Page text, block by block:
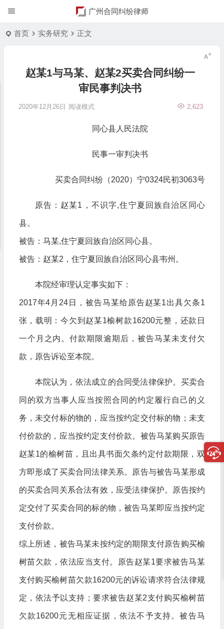
广州合同纠纷律师
首页 实务研究 正文
赵某1与马某、赵某2买卖合同纠纷一
审民事判决书
2020年12月26日 2,623
阅读模式
同心县人民法院
民事一审判决书
买卖合同纠纷（2020）宁0324民初3063号
原告：赵某1，不识字,住宁夏回族自治区同心
县。
被告：马某,住宁夏回族自治区同心县。
被告：赵某2，住宁夏回族自治区同心县韦州。
本院经审理认定事实如下：
2017年4月24日，被告马某给原告赵某1出具欠条1
张，载明：今欠到赵某1榆树款16200元整，还款日
一个月之内。付款期限逾期后，被告马某未支付欠
款，原告诉讼至本院。
本院认为，依法成立的合同受法律保护。买卖合
同的双方当事人应当按照合同的约定履行自己的义
务，未交付标的物的，应当按约定交付标的物；未支
付价款的，应当按约定支付价款。被告马某购买原告
赵某1的榆树苗，且出具书面欠条约定付款期限，双
方即形成了买卖合同法律关系。原告与被告马某形成
的买卖合同关系合法有效，应受法律保护。原告按约
定交付了买卖合同的标的物，被告马某即应当按约定
支付价款。
综上所述，被告马某未按约定的期限支付原告购买榆
树苗欠款，依法应当支付。原告赵某1要求被告马某
支付购买榆树苗欠款16200元的诉讼请求符合法律规
定，依法予以支持；要求被告赵某2支付购买榆树苗
欠款16200元无相应证据，依法不予支持。被告马